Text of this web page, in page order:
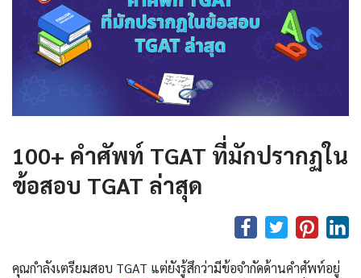
100+ คำศัพท์ TGAT ที่มักปรากฏใน
ข้อสอบ TGAT ล่าสุด
คุณกำลังเตรียมสอบ TGAT แต่ยังรู้สึกว่ามีข้อจำกัดด้านคำศัพท์อยู่